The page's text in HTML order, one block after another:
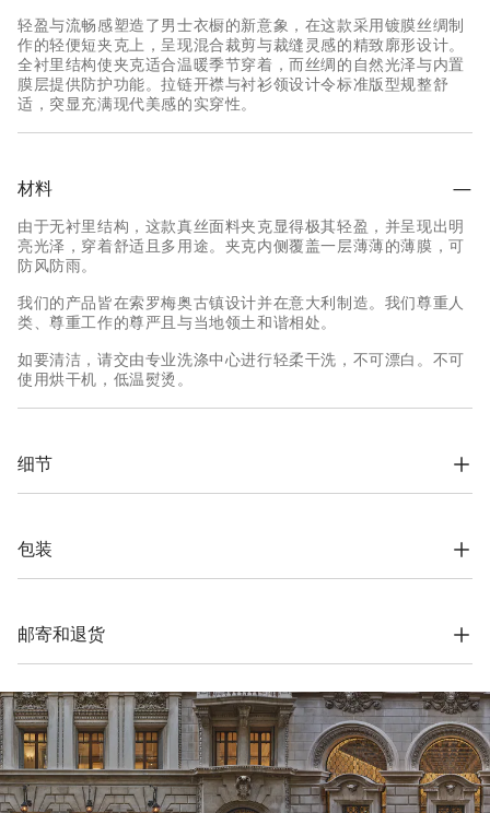
轻盈与流畅感塑造了男士衣橱的新意象，在这款采用镀膜丝绸制
作的轻便短夹克上，呈现混合裁剪与裁缝灵感的精致廓形设计。
全衬里结构使夹克适合温暖季节穿着，而丝绸的自然光泽与内置
膜层提供防护功能。拉链开襟与衬衫领设计令标准版型规整舒
适，突显充满现代美感的实穿性。
材料
由于无衬里结构，这款真丝面料夹克显得极其轻盈，并呈现出明
亮光泽，穿着舒适且多用途。夹克内侧覆盖一层薄薄的薄膜，可
防风防雨。
我们的产品皆在索罗梅奥古镇设计并在意大利制造。我们尊重人
类、尊重工作的尊严且与当地领土和谐相处。
如要清洁，请交由专业洗涤中心进行轻柔干洗，不可漂白。不可
使用烘干机，低温熨烫。
细节
带揿扣袖口
揿扣下摆口袋
无衬里
包装
料制作，整个包装设计基于自立结构，可以用于储存和再使用，
并可平整存放在非常小的空间。
邮寄和退货
我们所有服装的寄送都是免费的。全球快递从周一到周五执行，
一般在5个工作日内送达。有关交货时间的更多信息，请参考运
输页面。
退货方式